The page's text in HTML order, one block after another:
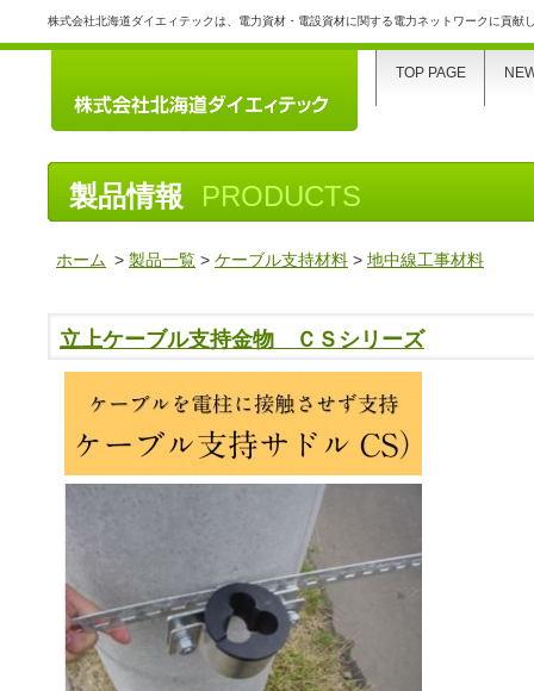
株式会社北海道ダイエィテックは、電力資材・電設資材に関する電力ネットワークに貢献
製品情報 PRODUCTS
ホーム >製品一覧 >ケーブル支持材料 >地中線工事材料
立上ケーブル支持金物 ＣＳシリーズ
TOP PAGE